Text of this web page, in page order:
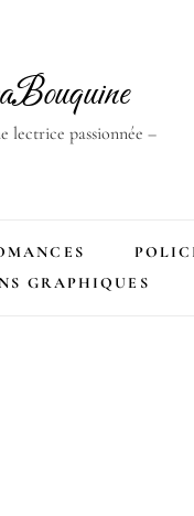
lectrice passionnée –
GRAPHIQUES